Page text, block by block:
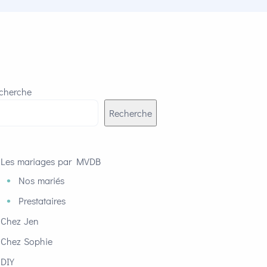
Recherche
Les mariages par MVDB
Nos mariés
Prestataires
Chez Jen
Chez Sophie
DIY